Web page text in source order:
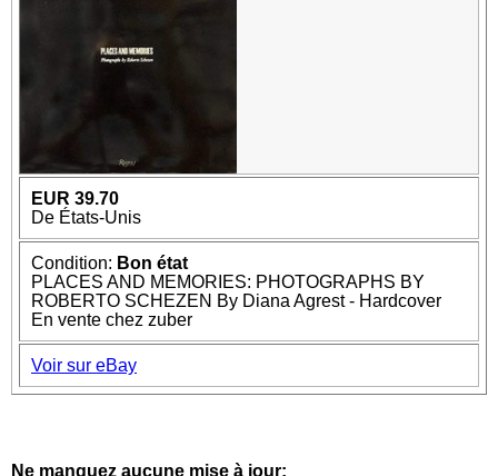
EUR 39.70
De États-Unis
Condition: Bon état
PLACES AND MEMORIES: PHOTOGRAPHS BY
ROBERTO SCHEZEN By Diana Agrest - Hardcover
En vente chez zuber
Voir sur eBay
Ne manquez aucune mise à jour: